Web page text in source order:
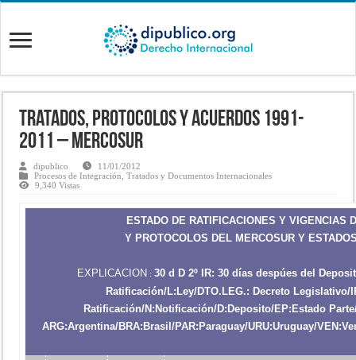
Tratados, Protocolos y Acuerdos 1991-
2011 – MERCOSUR
dipublico
11/01/2012
Procesos de Integración ,Tratados y Documentos Internacionales
9,340 Vistas
ESTADO DE RATIFICACIONES Y VIGENCIAS
Y PROTOCOLOS DEL MERCOSUR Y
EXPLICACION : 30 d D 2º IR: 30 días despúes del
Ratificación/L:Ley/DTO.LEG.: Decreto Legislativo/
Ratificación/N:Notificación/D:Deposito/EP:Estado
ARG:Argentina/BRA:Brasil/PAR:Paraguay/URU:Uruguay/